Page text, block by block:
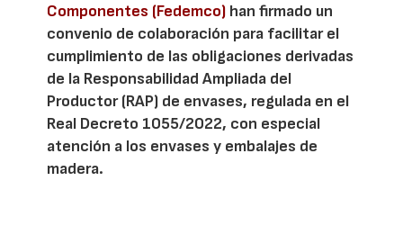
Componentes (Fedemco) han firmado un
convenio de colaboración para facilitar el
cumplimiento de las obligaciones derivadas
de la Responsabilidad Ampliada del
Productor (RAP) de envases, regulada en el
Real Decreto 1055/2022, con especial
atención a los envases y embalajes de
madera.